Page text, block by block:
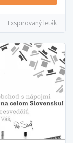
Exspirovaný leták